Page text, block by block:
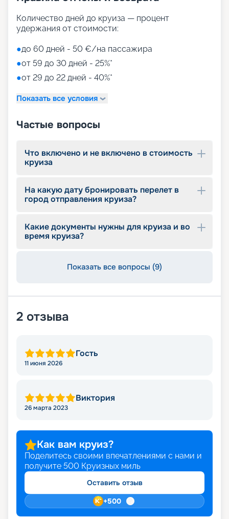
Путешествуйте с
«Круиз.онлайн»
Наша компания предлагает купить путевки на
круизы MSC World Europa не выходя из дома. На
нашем сайте вы найдете всю необходимую
круизов на 2026 - 2027 г., характеристики
лайнера, описание кают, цены на путевки, фото
Опытные специалисты с удовольствием
оказывать информационную поддержку на
протяжении круиза. Бронируйте путевки и
лайнере из будущего!
Количество дней до круиза — процент
удержания от стоимости:
●до 60 дней - 50 €/на пассажира
●от 59 до 30 дней - 25%*
●от 29 до 22 дней - 40%*
Показать все условия
Частые вопросы
Что включено и не включено в стоимость
круиза
На какую дату бронировать перелет в
город отправления круиза?
Какие документы нужны для круиза и во
время круиза?
Показать все вопросы (9)
2 отзыва
Гость
11 июня 2026
Виктория
26 марта 2023
Как вам круиз?
Поделитесь своими впечатлениями с нами и
получите 500 Круизных миль
Оставить отзыв
+500